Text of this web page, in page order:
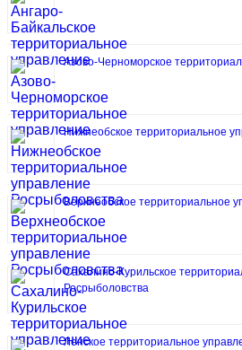
Азово-Черноморское
Нижнеобское территориальное
Верхнеобское территориальное
Сахалино-Курильское
Росрыболовства
Ленское территориальное